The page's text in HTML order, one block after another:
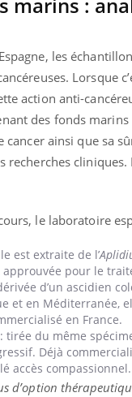
marins :
les
Lorsque
action anti-
des fonds
cancer ainsi que sa
recherches
le laboratoire
est extraite de l’
approuvée pour le
d’un ascidien
et en Méditerranée,
en France.
tirée du même
Déjà
accès compassionnel.
d’option